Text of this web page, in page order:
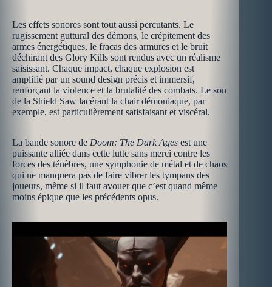
Les effets sonores sont tout aussi percutants. Le
rugissement guttural des démons, le crépitement des
armes énergétiques, le fracas des armures et le bruit
déchirant des Glory Kills sont rendus avec un réalisme
saisissant. Chaque impact, chaque explosion est
amplifié par un sound design précis et immersif,
renforçant la violence et la brutalité des combats. Le son
de la Shield Saw lacérant la chair démoniaque, par
exemple, est particulièrement satisfaisant et viscéral.
La bande sonore de Doom: The Dark Ages est une
puissante alliée dans cette lutte sans merci contre les
forces des ténèbres, une symphonie de métal et de chaos
qui ne manquera pas de faire vibrer les tympans des
joueurs, même si il faut avouer que c’est quand même
moins épique que les précédents opus.